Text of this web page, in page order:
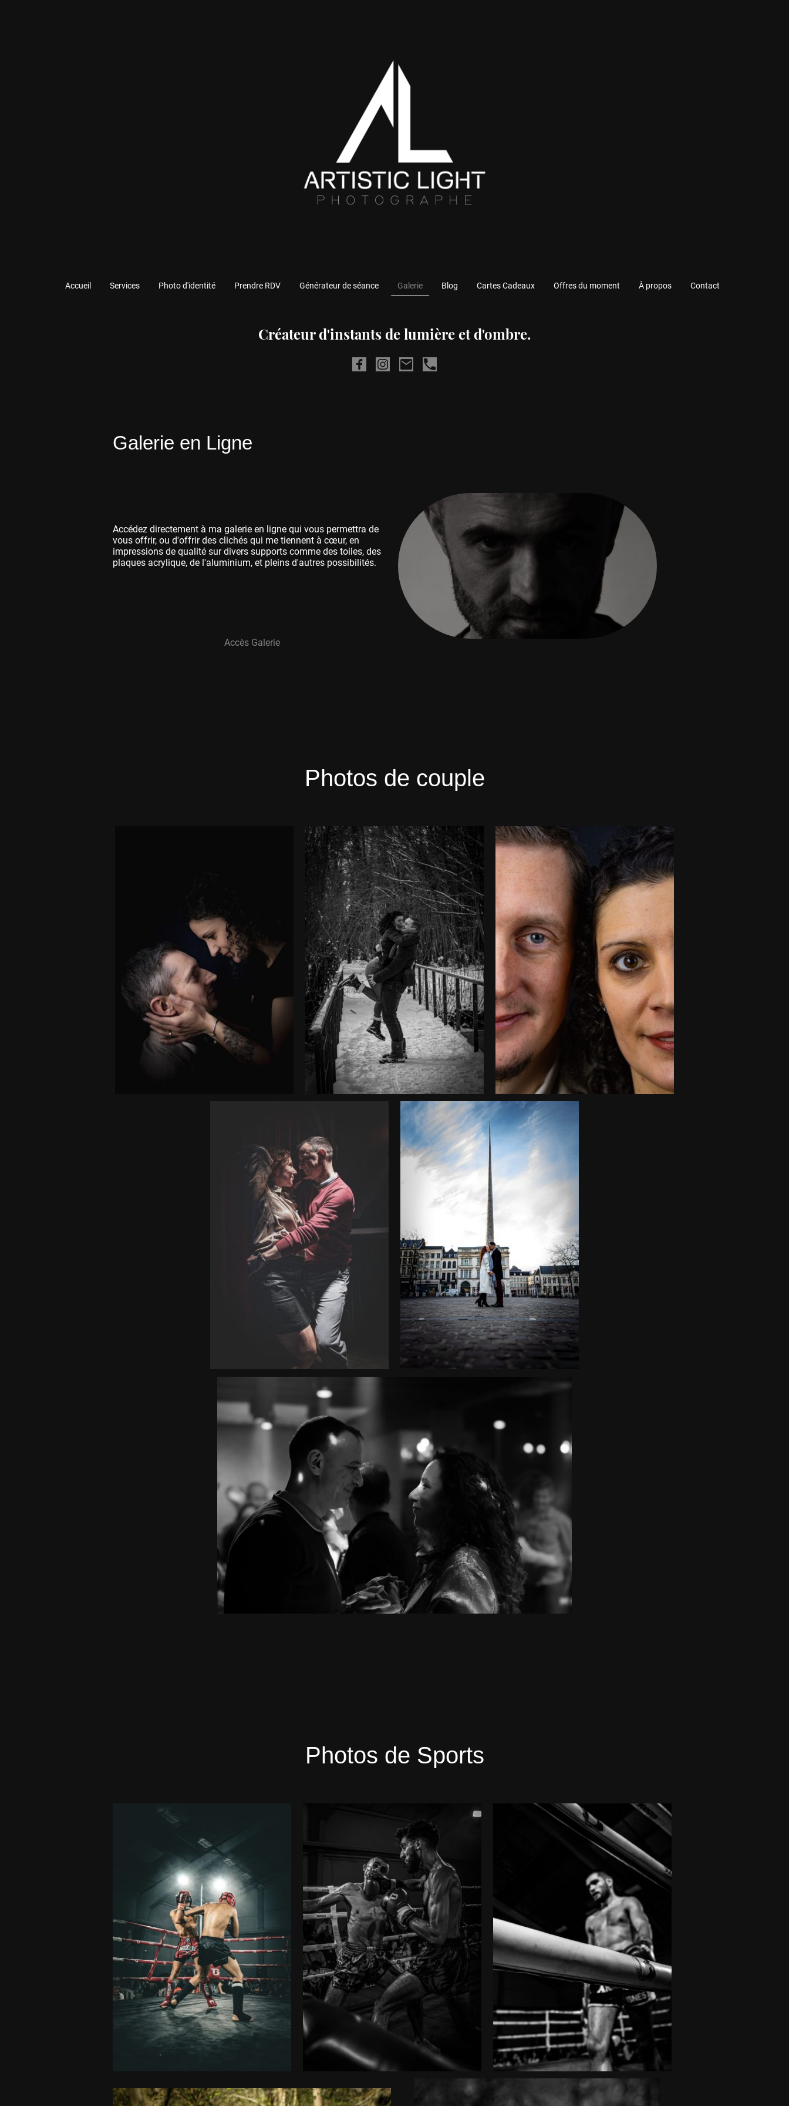
Accueil Services Photo d'identité Prendre RDV Générateur de séance Galerie Blog Cartes Cadeaux Offres du moment À propos Contact
Créateur d'instants de lumière et d'ombre.
Galerie en Ligne
Accédez directement à ma galerie en ligne qui vous permettra de
vous offrir, ou d'offrir des clichés qui me tiennent à cœur, en
impressions de qualité sur divers supports comme des toiles, des
plaques acrylique, de l'aluminium, et pleins d'autres possibilités.
Accès Galerie
Photos de couple
Photos de Sports